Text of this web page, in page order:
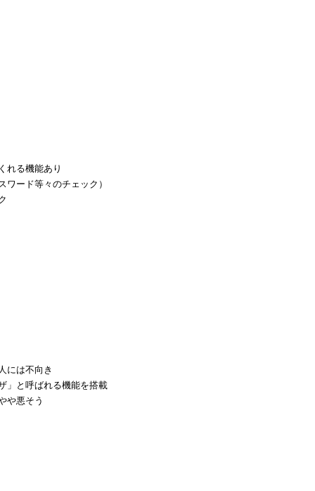
れる機能あり
ード等々のチェック）
には不向き
」と呼ばれる機能を搭載
や悪そう